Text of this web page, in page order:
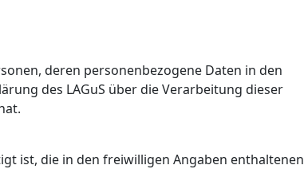
deren personenbezogene Daten in den
hat.
ist, die in den freiwilligen Angaben enthaltenen